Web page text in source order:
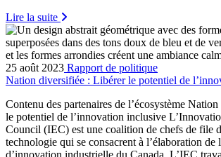
Lire la suite
25 août 2023 Rapport de politique
Nation diversifiée : Libérer le potentiel de
Contenu des partenaires de l’écosystème
le potentiel de l’innovation inclusive
Council (IEC) est une coalition de chefs de file
technologie qui se consacrent à l’élaboration de
d’innovation industrielle du Canada. L’IEC